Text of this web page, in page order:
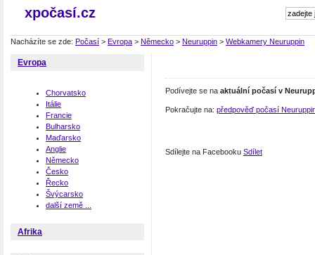
xpočasí.cz
Nacházíte se zde: Počasí > Evropa > Německo > Neuruppin > Webkamery Neuruppin
Evropa
Chorvatsko
Itálie
Francie
Bulharsko
Maďarsko
Anglie
Německo
Česko
Řecko
Švýcarsko
další země ...
Afrika
Podívejte se na aktuální počasí v
Pokračujte na: předpověď počasí
Sdílejte na Facebooku Sdílet